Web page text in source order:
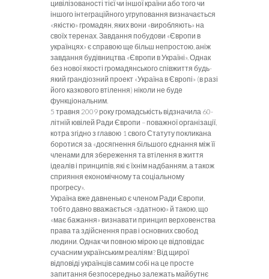
цивілізованості тієї чи іншої країни або того чи
іншого інтеграційного угруповання визначається
«якістю» громадян, яких во­ни «виробляють» на
своїх теренах. Завдання побудови «Європи в
українцях» є справою ще більш непростою, аніж
завдання будівництва «Європи в Україні». Однак
без нової якості громадянського співжиття будь-
який грандіозний проект «Україна в Європі» (в разі
його казкового втілення) ніколи не буде
функціональним.
5 травня 2009 року громадськість відзначила 60-
літній ювілей Ради Європи – поважної організації,
котра згідно з главою 1 свого Ста­туту покликана
боротися за «досягнення більшого єднан­ня між її
членами для збереження та втілення в життя
ідеалів і принципів, які є їхнім надбанням, а також
спри­яння економічному та соціальному
прогресу».
Україна вже давненько є членом Ради Європи,
тобто давно вважається «здатною» й такою, що
«має бажання» визнавати принцип верхове­нства
права та здійснення прав і основних свобод
люди­ни. Однак чи повною мірою це відповідає
сучасним ук­раїнським реаліям? Від щирої
відповіді українців самим собі на це просте
запитання безпосередньо залежать майбутнє